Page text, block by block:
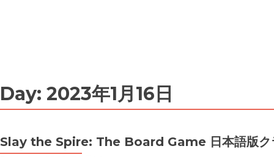
Day: 2023年1月16日
Slay the Spire: The Board Game 日本語版ク